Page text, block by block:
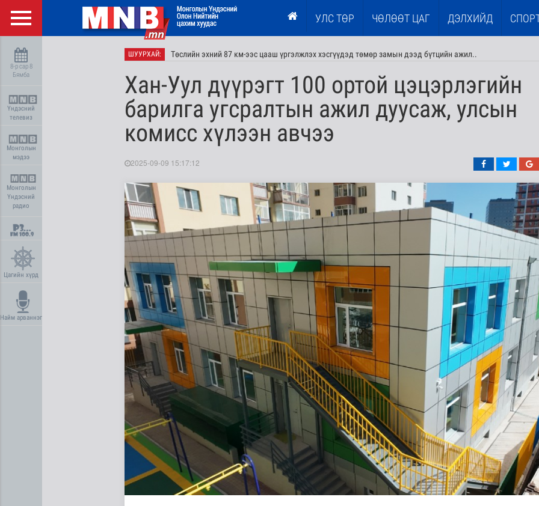
УЛС ТӨР ЧӨЛӨӨТ ЦАГ ДЭЛХИЙД
8-р сар 8
Бямба
Үндэсний
телевиз
Монголын
мэдээ
Монголын
Үндэсний
радио
Цагийн хүрд
Найм арваннэг
ШУУРХАЙ: Төслийн эхний 87 км-ээс цааш үргэлжлэх хэсгүүдэд төмөр замын дээд бүтцийн ажил..
Ерөнхий сайд БНХАУ-аас сар бүр 12-15 мянган тонн АИ-92 автобензин тогтмол нийл..
Хан-Уул дүүрэгт 100 ортой цэцэрлэгийн
барилга угсралтын ажил дуусаж, улсын
комисс хүлээн авчээ
2025-09-09 15:17:12